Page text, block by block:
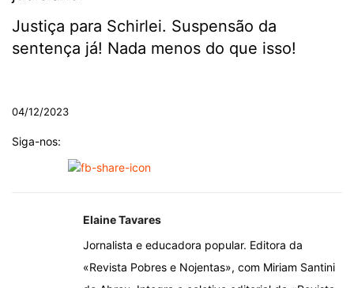
Justiça para Schirlei. Suspensão da
sentença já! Nada menos do que isso!
04/12/2023
Siga-nos:
Elaine Tavares
Jornalista e educadora popular. Editora da
«Revista Pobres e Nojentas», com Miriam Santini